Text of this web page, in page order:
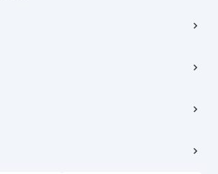
종로구 율곡로 6(중학동, 트윈트리빌딩) B동 5층
종로구 수송동 율곡로 24, 7층, 8층 미소
관한 의무와 책임은 거래당사자에게 있습니다.
Inc. All Rights Reserved.